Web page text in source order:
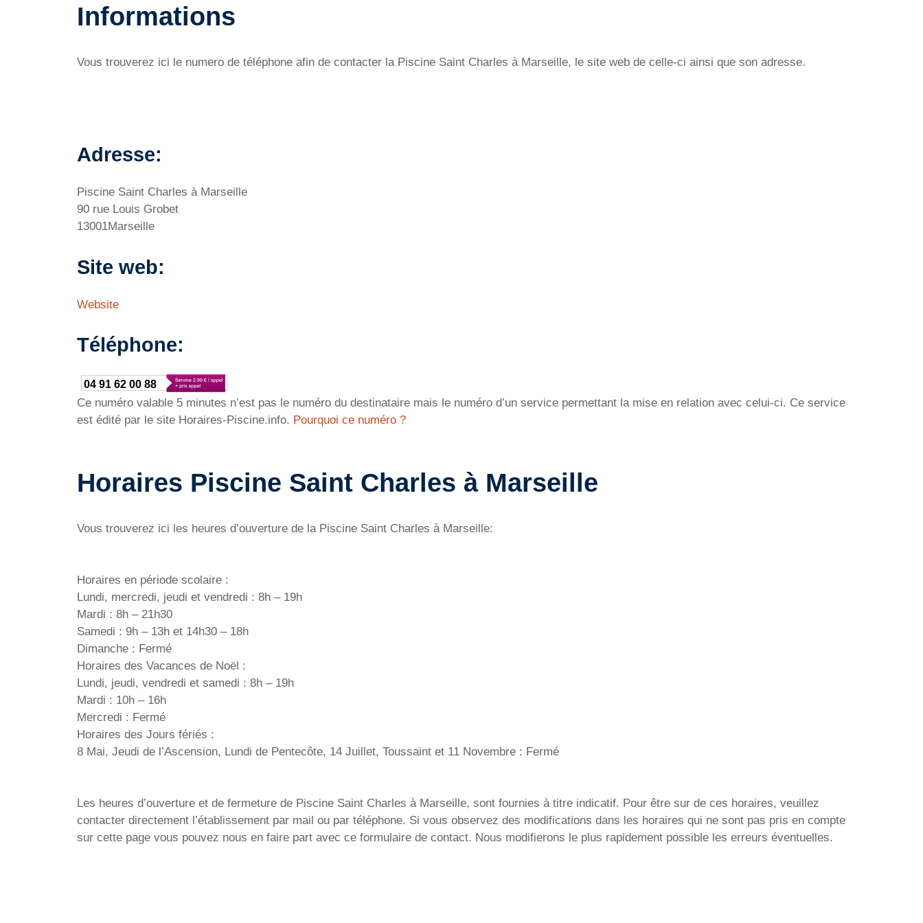
Informations
Vous trouverez ici le numero de téléphone afin de contacter la Piscine Saint Charles à Marseille, le site web de celle-ci ainsi que son adresse.
Adresse:
Piscine Saint Charles à Marseille
90 rue Louis Grobet
13001Marseille
Site web:
Website
Téléphone:
04 91 62 00 88
Ce numéro valable 5 minutes n’est pas le numéro du destinataire mais le numéro d’un service permettant la mise en relation avec celui-ci. Ce service
est édité par le site Horaires-Piscine.info. Pourquoi ce numéro ?
Horaires Piscine Saint Charles à Marseille
Vous trouverez ici les heures d’ouverture de la Piscine Saint Charles à Marseille:
Horaires en période scolaire :
Lundi, mercredi, jeudi et vendredi : 8h – 19h
Mardi : 8h – 21h30
Samedi : 9h – 13h et 14h30 – 18h
Dimanche : Fermé
Horaires des Vacances de Noël :
Lundi, jeudi, vendredi et samedi : 8h – 19h
Mardi : 10h – 16h
Mercredi : Fermé
Horaires des Jours fériés :
8 Mai, Jeudi de l’Ascension, Lundi de Pentecôte, 14 Juillet, Toussaint et 11 Novembre : Fermé
Les heures d’ouverture et de fermeture de Piscine Saint Charles à Marseille, sont fournies à titre indicatif. Pour être sur de ces horaires, veuillez
contacter directement l’établissement par mail ou par téléphone. Si vous observez des modifications dans les horaires qui ne sont pas pris en compte
sur cette page vous pouvez nous en faire part avec ce formulaire de contact. Nous modifierons le plus rapidement possible les erreurs éventuelles.